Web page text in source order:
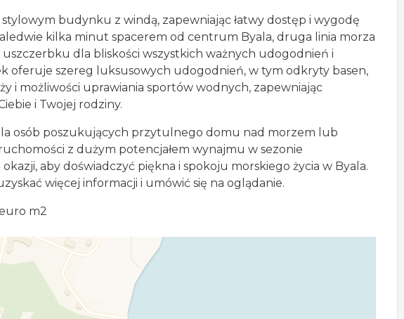
budynku z windą, zapewniając łatwy dostęp i wygodę
kilka minut spacerem od centrum Byala, druga linia morza
uszczerbku dla bliskości wszystkich ważnych udogodnień i
oferuje szereg luksusowych udogodnień, w tym odkryty basen,
i możliwości uprawiania sportów wodnych, zapewniając
i Twojej rodziny.
osób poszukujących przytulnego domu nad morzem lub
z dużym potencjałem wynajmu w sezonie
aby doświadczyć piękna i spokoju morskiego życia w Byala.
więcej informacji i umówić się na oglądanie.
m2